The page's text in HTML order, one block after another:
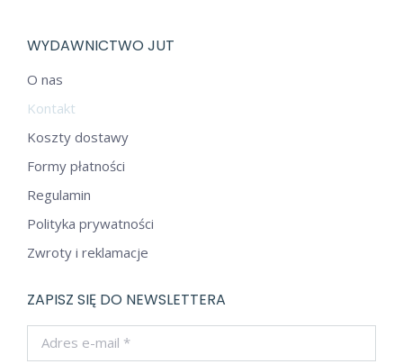
WYDAWNICTWO JUT
O nas
Kontakt
Koszty dostawy
Formy płatności
Regulamin
Polityka prywatności
Zwroty i reklamacje
ZAPISZ SIĘ DO NEWSLETTERA